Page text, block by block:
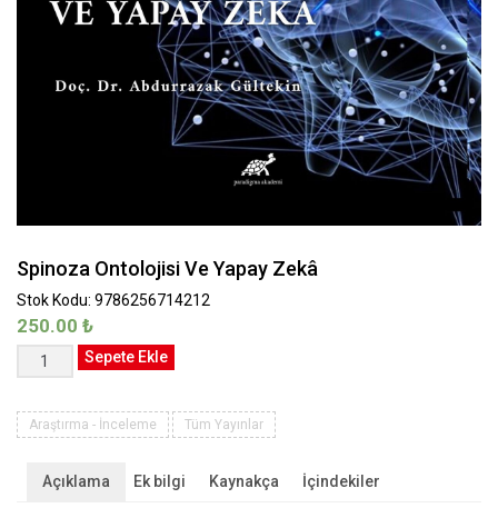
Spinoza Ontolojisi Ve Yapay Zekâ
Stok Kodu: 9786256714212
250.00 ₺
Spinoza
Ontolojisi
Yapay
adet
Sepete Ekle
Araştırma - İnceleme Tüm Yayınlar
Açıklama Ek bilgi Kaynakça İçindekiler